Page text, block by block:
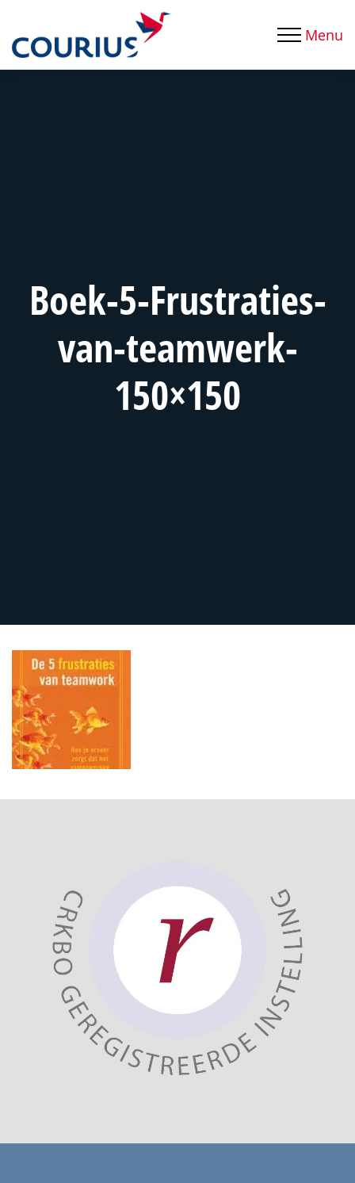
Menu
Boek-5-Frustraties-
van-teamwerk-
150×150